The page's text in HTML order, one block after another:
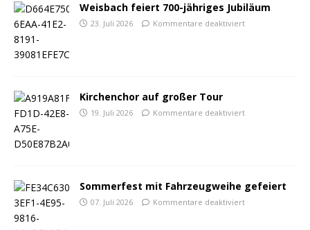
Weisbach feiert 700-jähriges Jubiläum
23. Juli 2026 Kommentare deaktiviert
Kirchenchor auf großer Tour
19. Juli 2026 Kommentare deaktiviert
Sommerfest mit Fahrzeugweihe gefeiert
07. Juli 2026 Kommentare deaktiviert